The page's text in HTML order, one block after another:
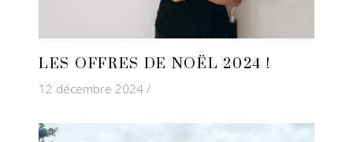
LES OFFRES DE NOËL 2024 !
12 décembre 2024